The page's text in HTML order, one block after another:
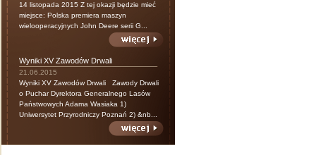
14 listopada 2015 Z tej okazji będzie mieć
miejsce: Polska premiera maszyn
wielooperacyjnych John Deere serii G...
Wyniki XV Zawodów Drwali
21.06.2015
Wyniki XV Zawodów Drwali Zawody Drwali
o Puchar Dyrektora Generalnego Lasów
Państwowych Adama Wasiaka 1)
Uniwersytet Przyrodniczy Poznań 2) &nb...